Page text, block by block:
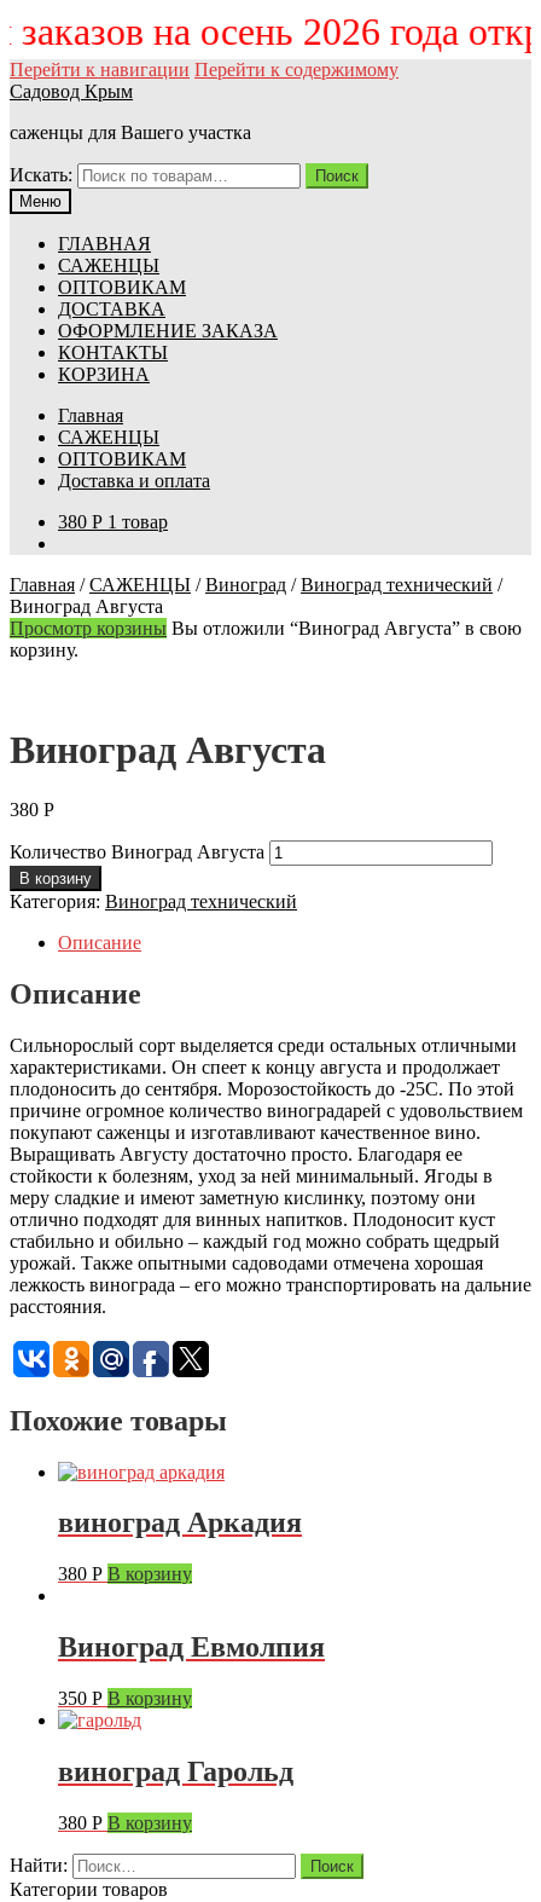
заказов на осень 2026 года
Перейти к навигации Перейти к содержимому
Садовод Крым
саженцы для Вашего участка
Искать:
Поиск
Меню
ГЛАВНАЯ
САЖЕНЦЫ
ОПТОВИКАМ
ДОСТАВКА
ОФОРМЛЕНИЕ ЗАКАЗА
КОНТАКТЫ
КОРЗИНА
Главная
САЖЕНЦЫ
ОПТОВИКАМ
Доставка и оплата
380 Р 1 товар
Главная /САЖЕНЦЫ /Виноград /Виноград технический /
Виноград Августа
Просмотр корзины Вы отложили “Виноград Августа” в свою
корзину.
Виноград Августа
380 Р
Количество Виноград Августа
В корзину
Категория: Виноград технический
Описание
Описание
Сильнорослый сорт выделяется среди остальных отличными
характеристиками. Он спеет к концу августа и продолжает
плодоносить до сентября. Морозостойкость до -25С. По этой
причине огромное количество виноградарей с удовольствием
покупают саженцы и изготавливают качественное вино.
Выращивать Августу достаточно просто. Благодаря ее
стойкости к болезням, уход за ней минимальный. Ягоды в
меру сладкие и имеют заметную кислинку, поэтому они
отлично подходят для винных напитков. Плодоносит куст
стабильно и обильно – каждый год можно собрать щедрый
урожай. Также опытными садоводами отмечена хорошая
лежкость винограда – его можно транспортировать на дальние
расстояния.
Похожие товары
виноград Аркадия
380 Р В корзину
Виноград Евмолпия
350 Р В корзину
виноград Гарольд
380 Р В корзину
Найти:
Категории товаров